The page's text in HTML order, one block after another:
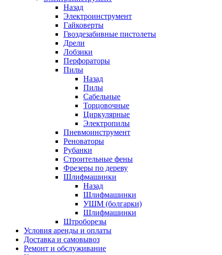
Назад
Электроинструмент
Гайковерты
Гвоздезабивные пистолеты
Дрели
Лобзики
Перфораторы
Пилы
Назад
Пилы
Сабельные
Торцовочные
Циркулярные
Электропилы
Пневмоинструмент
Реноваторы
Рубанки
Строительные фены
Фрезеры по дереву
Шлифмашинки
Назад
Шлифмашинки
УШМ (болгарки)
Шлифмашинки
Штроборезы
Условия аренды и оплаты
Доставка и самовывоз
Ремонт и обслуживание